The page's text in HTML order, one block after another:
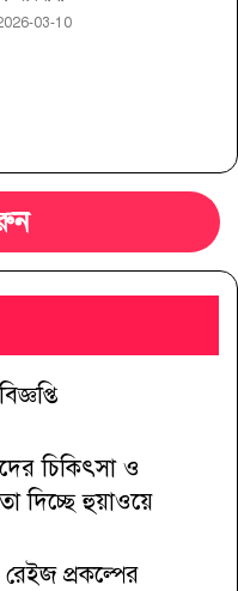
03-10
চিকিৎসা ও
দিচ্ছে হুয়াওয়ে
প্রকল্পের